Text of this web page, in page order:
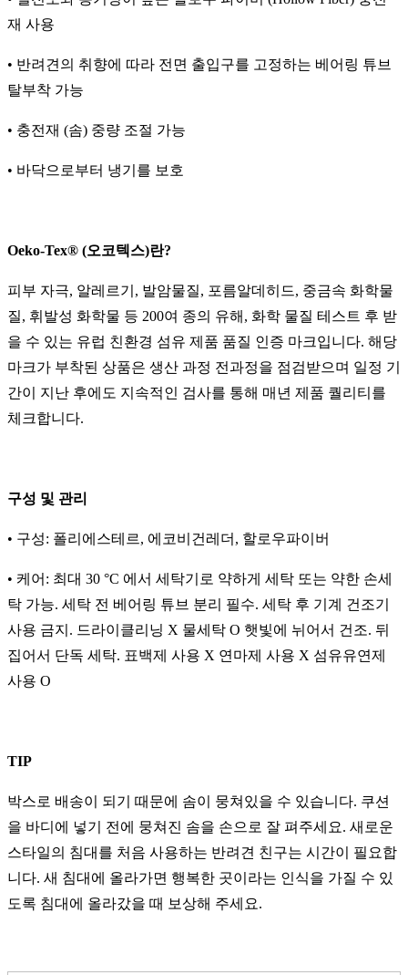
재 사용
• 반려견의 취향에 따라 전면 출입구를 고정하는 베어링 튜브
탈부착 가능
• 충전재 (솜) 중량 조절 가능
• 바닥으로부터 냉기를 보호
Oeko-Tex® (오코텍스)란?
피부 자극, 알레르기, 발암물질, 포름알데히드, 중금속 화학물
질, 휘발성 화학물 등 200여 종의 유해, 화학 물질 테스트 후 받
을 수 있는 유럽 친환경 섬유 제품 품질 인증 마크입니다. 해당
마크가 부착된 상품은 생산 과정 전과정을 점검받으며 일정 기
간이 지난 후에도 지속적인 검사를 통해 매년 제품 퀄리티를
체크합니다.
구성 및 관리
• 구성: 폴리에스테르, 에코비건레더, 할로우파이버
• 케어: 최대 30 °C 에서 세탁기로 약하게 세탁 또는 약한 손세
탁 가능. 세탁 전 베어링 튜브 분리 필수. 세탁 후 기계 건조기
사용 금지. 드라이클리닝 X 물세탁 O 햇빛에 뉘어서 건조. 뒤
집어서 단독 세탁. 표백제 사용 X 연마제 사용 X 섬유유연제
사용 O
TIP
박스로 배송이 되기 때문에 솜이 뭉쳐있을 수 있습니다. 쿠션
을 바디에 넣기 전에 뭉쳐진 솜을 손으로 잘 펴주세요. 새로운
스타일의 침대를 처음 사용하는 반려견 친구는 시간이 필요합
니다. 새 침대에 올라가면 행복한 곳이라는 인식을 가질 수 있
도록 침대에 올라갔을 때 보상해 주세요.